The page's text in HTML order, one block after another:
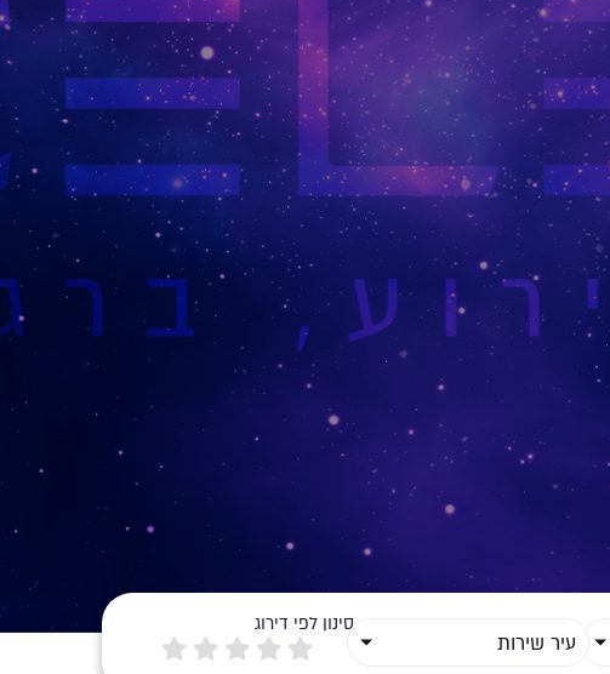
עיר שירות
סינון לפי דירוג